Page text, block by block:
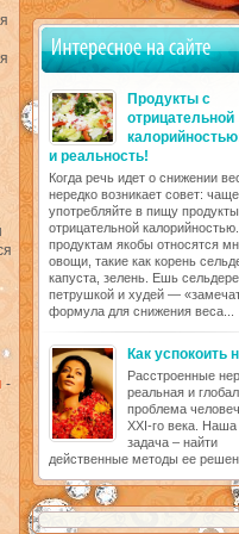
Продукты с
отрицательной
и реальность!
Когда речь идет о снижении
нередко возникает совет: чаще
употребляйте в пищу
отрицательной
продуктам якобы относятся
овощи, такие как корень
капуста, зелень. Ешь
петрушкой и худей —
формула для снижения веса...
Как успокоить
Расстроенные
реальная и
проблема
XXI-го века.
задача – найти
действенные методы ее
-